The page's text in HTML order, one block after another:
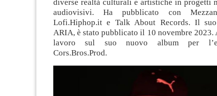
diverse realtà culturali e artistiche in progetti
audiovisivi. Ha pubblicato con
Lofi.Hiphop.it e Talk About Records. Il
ARIA, è stato pubblicato il 10 novembre 2023.
lavoro sul suo nuovo album per
Cors.Bros.Prod.